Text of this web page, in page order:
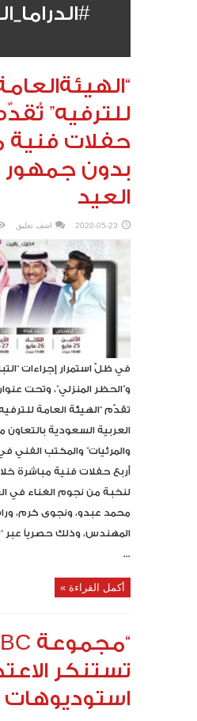
حفلات فنية
بدون جمهور
العيد
2020-05-23 اضف تعليق
في ظلّ استمرار إجراءات
و”الحظر المنزلي”، وتحت
تقدّم “الهيئة العامة
العربية السعودية بالتعاون
أربع حفلات فنية مباشرة
لنخبة من نجوم الغناء في
محمد عبدو، ونجوى كرم،
...
أكمل القراءة »
تستنكر
استوديوهات